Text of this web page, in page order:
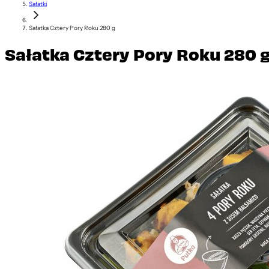
Sałatki
Sałatka Cztery Pory Roku 280 g
Sałatka Cztery Pory Roku 280